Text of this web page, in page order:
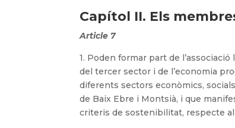
Capítol II. Els
Article 7
1. Poden formar part de
del tercer sector i de l’economia
diferents sectors econòmics,
de Baix Ebre i Montsià, i que
criteris de sostenibilitat, respecte